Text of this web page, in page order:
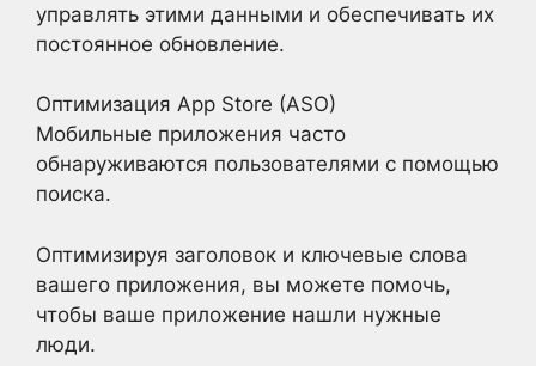
управлять этими данными и обеспечивать их
постоянное обновление.
Оптимизация App Store (ASO)
Мобильные приложения часто
обнаруживаются пользователями с помощью
поиска.
Оптимизируя заголовок и ключевые слова
вашего приложения, вы можете помочь,
чтобы ваше приложение нашли нужные
люди.